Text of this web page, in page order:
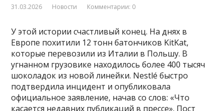
31.03.2026 Новости Комментарии: 0
У этой истории счастливый конец. На днях в
Европе похитили 12 тонн батончиков KitKat,
которые перевозили из Италии в Польшу. В
угнанном грузовике находилось более 400 тысяч
шоколадок из новой линейки. Nestlé быстро
подтвердила инцидент и опубликовала
официальное заявление, начав со слов: «Что
касается недавних публикаций в прессе». Пост